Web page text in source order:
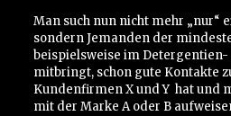
Man such nun nicht mehr „nur“
sondern Jemanden der
beispielsweise im Detergentien-
mitbringt, schon gute Kontakte
Kundenfirmen X und Y hat und
mit der Marke A oder B